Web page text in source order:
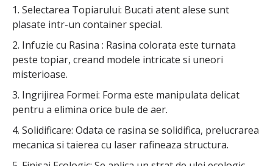
1. Selectarea Topiarului: Bucati atent alese sunt
plasate intr-un container special.
2. Infuzie cu Rasina : Rasina colorata este turnata
peste topiar, creand modele intricate si uneori
misterioase.
3. Ingrijirea Formei: Forma este manipulata delicat
pentru a elimina orice bule de aer.
4. Solidificare: Odata ce rasina se solidifica, prelucrarea
mecanica si taierea cu laser rafineaza structura.